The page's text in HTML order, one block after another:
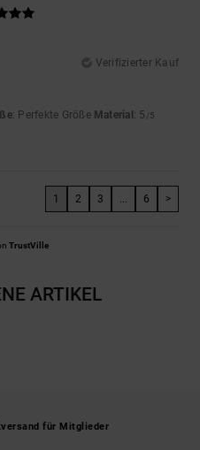
Verifizierter Kauf
: Perfekte Größe Material: 5 /5
1 2 3 6 >
TrustVille
ARTIKEL
für Mitglieder